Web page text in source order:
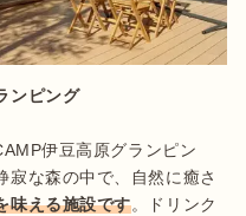
ンピング
伊豆高原グランピン
寂な森の中で、自然に癒さ
味える施設です。ドリンク